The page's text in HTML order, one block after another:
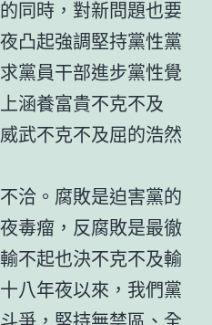
同時，對新問題也要
凸起強調堅持黨性黨
黨員干部進步黨性覺
涵養富貴不克不及
武不克不及屈的浩然
洽。腐敗是迫害黨的
毒瘤，反腐敗是最徹
不起也決不克不及輸
八年夜以來，我們黨
爭，堅持無禁區、全